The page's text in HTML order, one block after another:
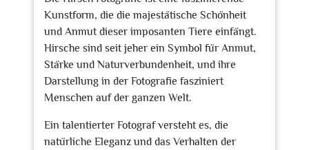
Kunstform, die die majestätische Schönheit
und Anmut dieser imposanten Tiere einfängt.
Hirsche sind seit jeher ein Symbol für Anmut,
Stärke und Naturverbundenheit, und ihre
Darstellung in der Fotografie fasziniert
Menschen auf der ganzen Welt.
Ein talentierter Fotograf versteht es, die
natürliche Eleganz und das Verhalten der